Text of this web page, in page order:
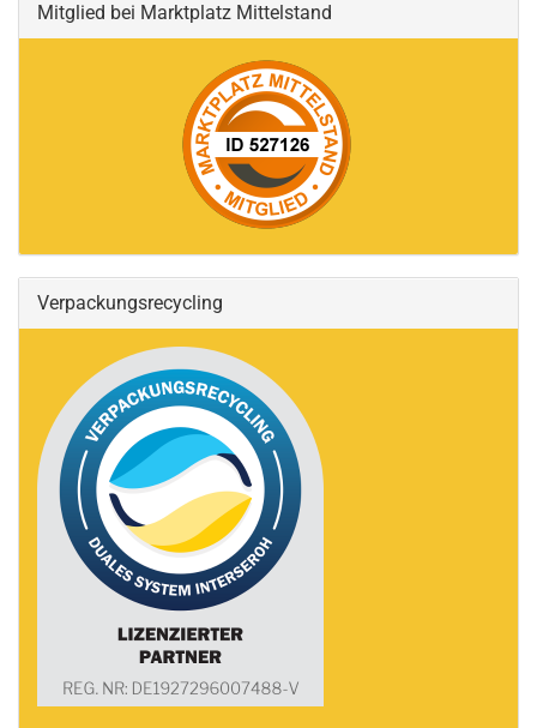
Mitglied bei Marktplatz Mittelstand
Verpackungsrecycling